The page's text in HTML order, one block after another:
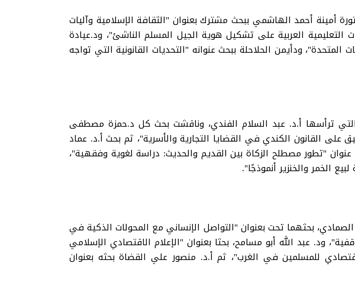
أمينة أحمد الهاشمي ببحث مشترك بعنوان "الثقافة الإسلامية وآليات
التعليمية العربية على تشكيل هوية الجيل المسلم الناشئ"، ود.عيادة
ودأيمن الحلاحلة ببحث عنوانه "التحديات القانونية التي تواجه
بالجلسة الأولى لليوم الثاني، التي ترأسها أ.د. عبد السلام الفندي، وناقشت بحث كل د.حمزة مصطفى
على القانون الكندي في القضايا التجارية والأسرية"، ثم بحث أ.د. عماد
"تطور مصطلح الزكاة بين القديم والحديث: دراسة لغوية وفقهية"،
الخمر والخنزير أنموذجًا".
بحثهما تحت بعنوان "التواصل الإنساني مع المحولات الذكية في
ود. عبد الله أبو مسامح، بحثا بعنوان "الإعلام الاقتصادي الإسلامي
للمسلمين في الغرب"، ثم أ.د. منصور علي القضاة بحثه بعنوان